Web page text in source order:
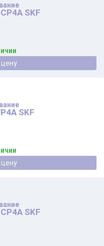
SKF
Уточнить цену
SKF
Уточнить цену
SKF